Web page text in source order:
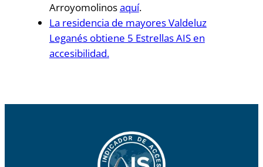
Arroyomolinosaquí.
La residencia de mayores Valdeluz
Leganés obtiene 5 Estrellas AIS en
accesibilidad.